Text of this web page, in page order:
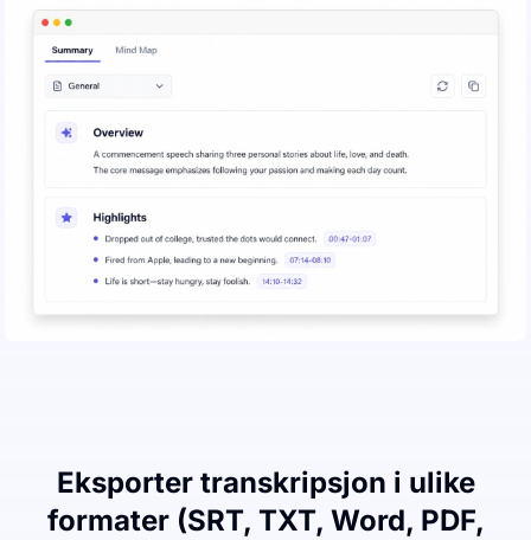
Eksporter transkripsjon i ulike
formater (SRT, TXT, Word, PDF,